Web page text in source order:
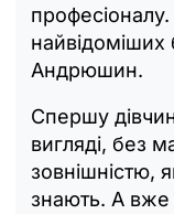
професіоналу.
найвідоміших
Андрюшин.
Спершу
вигляді, без
зовнішністю,
знають. А вже